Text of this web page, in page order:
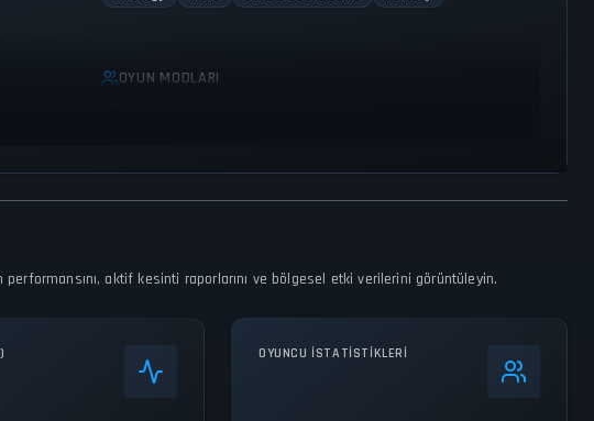
OYUN MODLARI
aktif kesinti raporlarını ve bölgesel etki verilerini görüntüleyin.
OYUNCU İSTATISTIKLERI